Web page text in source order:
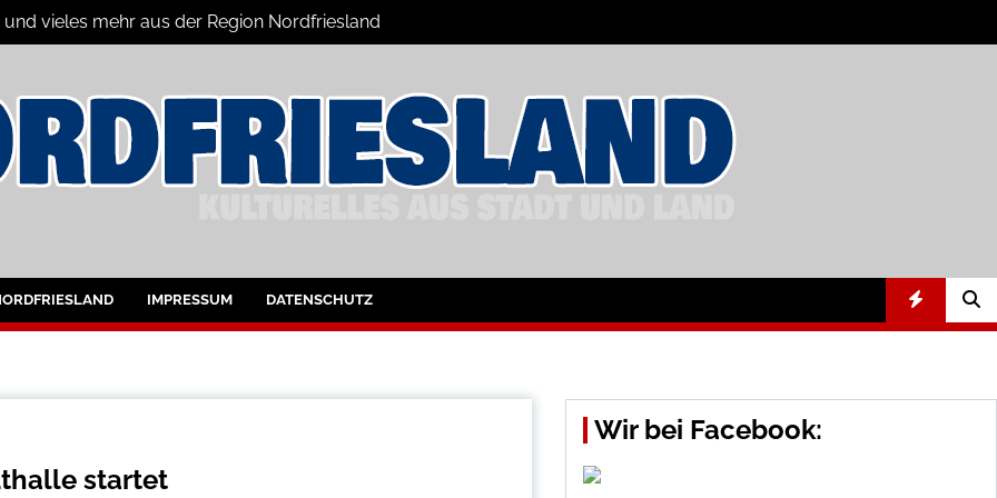
vieles mehr aus der Region Nordfriesland
für Nordfriesland und Husum
IMPRESSUM DATENSCHUTZ
startet
Wir bei Facebook: